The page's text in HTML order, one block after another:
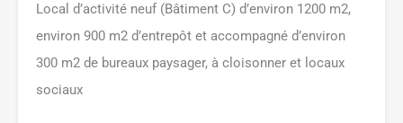
Local d’activité neuf (Bâtiment C) d’environ 1200 m2,
environ 900 m2 d’entrepôt et accompagné d’environ
300 m2 de bureaux paysager, à cloisonner et locaux
sociaux